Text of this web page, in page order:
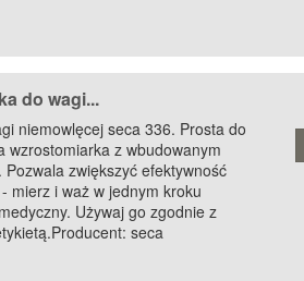
do wagi...
niemowlęcej seca 336. Prosta do
wzrostomiarka z wbudowanym
zwiększyć efektywność
mierz i waż w jednym kroku
Używaj go zgodnie z
seca